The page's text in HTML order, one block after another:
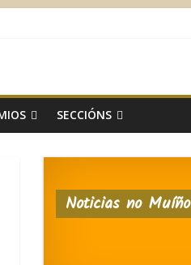
SECCIÓNS
Noticias no Muíño